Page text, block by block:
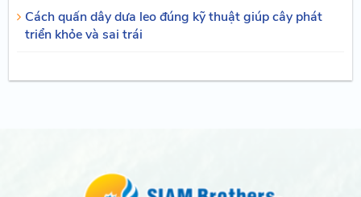
Cách quấn dây dưa leo đúng kỹ thuật giúp cây phát
triển khỏe và sai trái